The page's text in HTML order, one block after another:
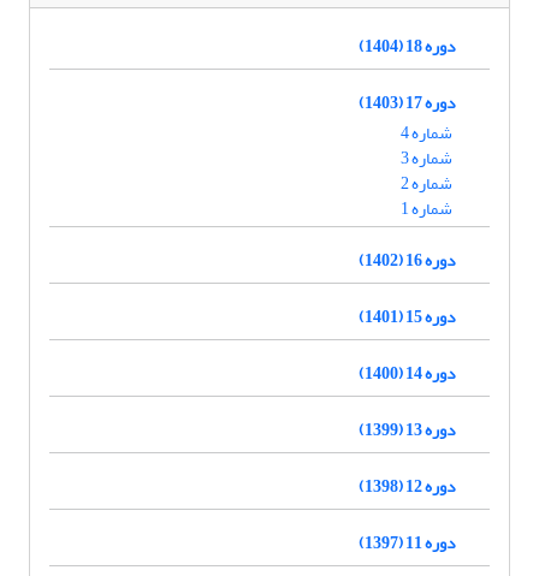
دوره 18 (1404)
دوره 17 (1403)
شماره 4
شماره 3
شماره 2
شماره 1
دوره 16 (1402)
دوره 15 (1401)
دوره 14 (1400)
دوره 13 (1399)
دوره 12 (1398)
دوره 11 (1397)